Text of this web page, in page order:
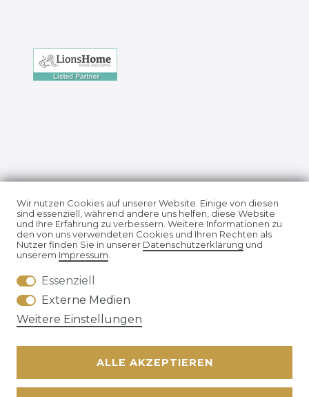
Impressum Daten­schutz­erklärung
AGB
Wir nutzen Cookies auf unserer Website. Einige von diesen
sind essenziell, während andere uns helfen, diese Website
und Ihre Erfahrung zu verbessern. Weitere Informationen zu
den von uns verwendeten Cookies und Ihren Rechten als
Nutzer finden Sie in unserer Daten­schutz­erklärung und
unserem Impressum.
Essenziell
Externe Medien
Weitere Einstellungen
ALLE AKZEPTIEREN